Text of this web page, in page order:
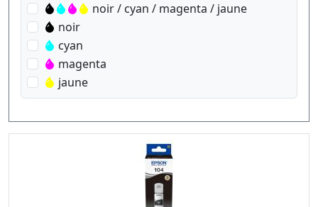
noir / cyan / magenta / jaune
noir
cyan
magenta
jaune